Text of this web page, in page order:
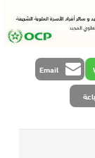
Email